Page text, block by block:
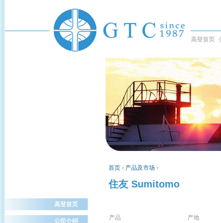
高登首页
首页 › 产品及市场 ›
住友 Sumitomo
产品
产地
高登首页
公司介绍